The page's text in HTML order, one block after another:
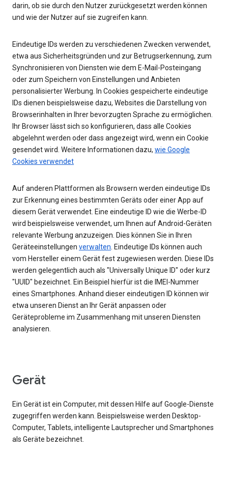
darin, ob sie durch den Nutzer zurückgesetzt werden können
und wie der Nutzer auf sie zugreifen kann.
Eindeutige IDs werden zu verschiedenen Zwecken verwendet,
etwa aus Sicherheitsgründen und zur Betrugserkennung, zum
Synchronisieren von Diensten wie dem E-Mail-Posteingang
oder zum Speichern von Einstellungen und Anbieten
personalisierter Werbung. In Cookies gespeicherte eindeutige
IDs dienen beispielsweise dazu, Websites die Darstellung von
Browserinhalten in Ihrer bevorzugten Sprache zu ermöglichen.
Ihr Browser lässt sich so konfigurieren, dass alle Cookies
abgelehnt werden oder dass angezeigt wird, wenn ein Cookie
gesendet wird. Weitere Informationen dazu, wie Google
Cookies verwendet
Auf anderen Plattformen als Browsern werden eindeutige IDs
zur Erkennung eines bestimmten Geräts oder einer App auf
diesem Gerät verwendet. Eine eindeutige ID wie die Werbe-ID
wird beispielsweise verwendet, um Ihnen auf Android-Geräten
relevante Werbung anzuzeigen. Dies können Sie in Ihren
Geräteeinstellungen verwalten. Eindeutige IDs können auch
vom Hersteller einem Gerät fest zugewiesen werden. Diese IDs
werden gelegentlich auch als "Universally Unique ID" oder kurz
"UUID" bezeichnet. Ein Beispiel hierfür ist die IMEI-Nummer
eines Smartphones. Anhand dieser eindeutigen ID können wir
etwa unseren Dienst an Ihr Gerät anpassen oder
Geräteprobleme im Zusammenhang mit unseren Diensten
analysieren.
Gerät
Ein Gerät ist ein Computer, mit dessen Hilfe auf Google-Dienste
zugegriffen werden kann. Beispielsweise werden Desktop-
Computer, Tablets, intelligente Lautsprecher und Smartphones
als Geräte bezeichnet.